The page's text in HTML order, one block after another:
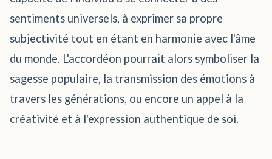
sentiments universels, à exprimer sa propre
subjectivité tout en étant en harmonie avec l'âme
du monde. L'accordéon pourrait alors symboliser la
sagesse populaire, la transmission des émotions à
travers les générations, ou encore un appel à la
créativité et à l'expression authentique de soi.